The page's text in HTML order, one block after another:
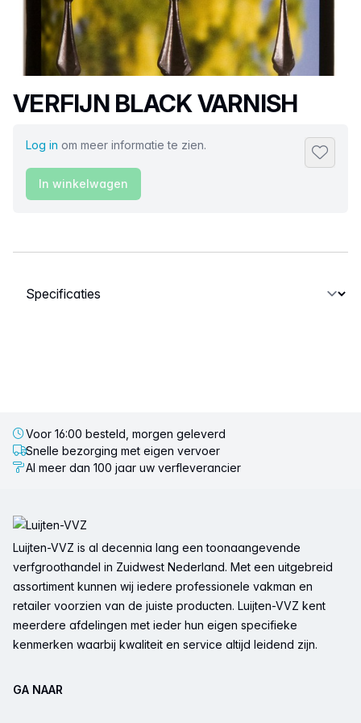
Productnaam
VERFIJN BLACK VARNISH
Log in om meer informatie te zien.
In winkelwagen
Selecteer een tabblad
Voor 16:00 besteld, morgen geleverd
Snelle bezorging met eigen vervoer
Al meer dan 100 jaar uw verfleverancier
Luijten-VVZ is al decennia lang een toonaangevende
verfgroothandel in Zuidwest Nederland. Met een uitgebreid
assortiment kunnen wij iedere professionele vakman en
retailer voorzien van de juiste producten. Luijten-VVZ kent
meerdere afdelingen met ieder hun eigen specifieke
kenmerken waarbij kwaliteit en service altijd leidend zijn.
GA NAAR